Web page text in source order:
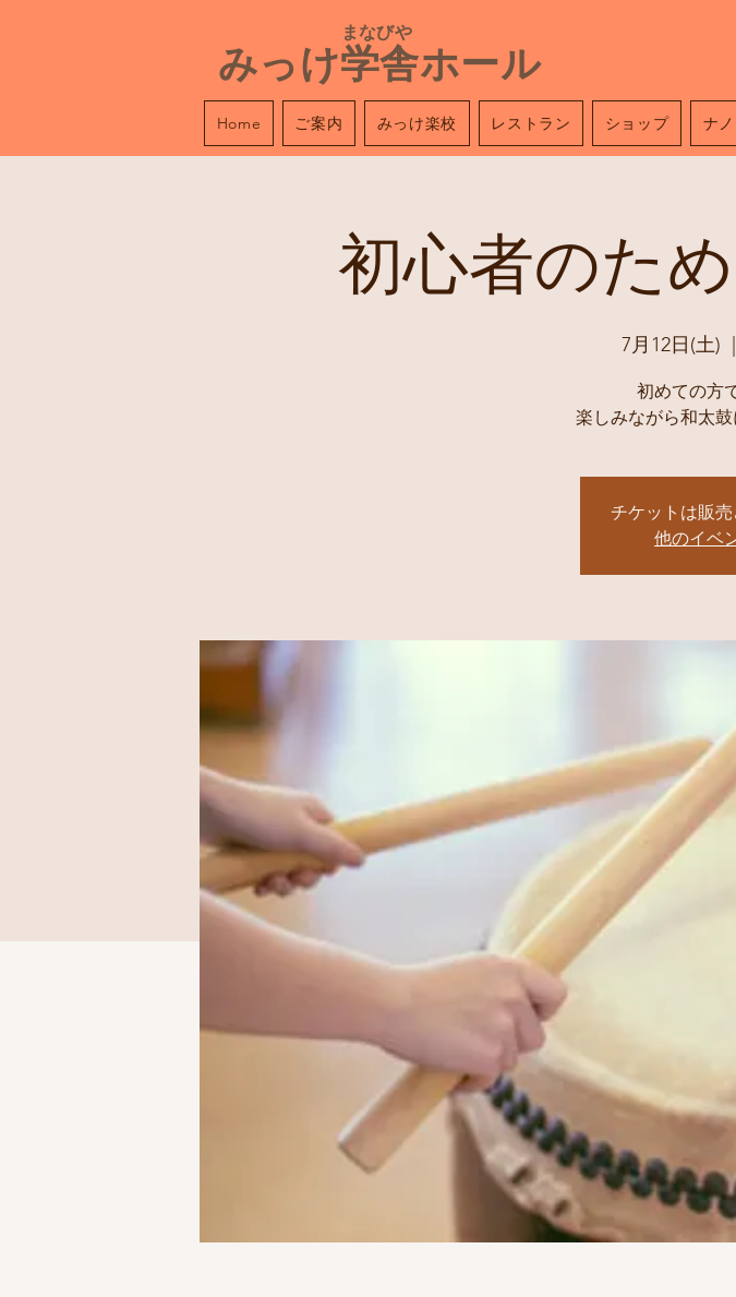
​ まなびや
みっけ学舎ホール
Home ご案内 みっけ楽校 レストラン ショップ ナ
初心者のた
7月12日(土)
初めての方
楽しみながら和太鼓
チケットは販
他のイベ